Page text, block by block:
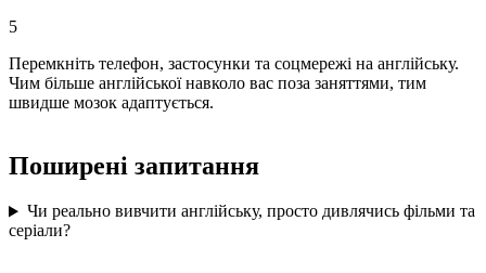
5
Перемкніть телефон, застосунки та соцмережі на англійську.
Чим більше англійської навколо вас поза заняттями, тим
швидше мозок адаптується.
Поширені запитання
Чи реально вивчити англійську, просто дивлячись фільми та
серіали?